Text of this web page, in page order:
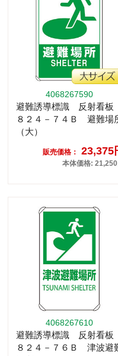
4068267590
避難誘導標識 反射看板
８２４－７４Ｂ 避難場
（大）
販売価格： 23,375
本体価格:
4068267610
避難誘導標識 反射看板
８２４－７６Ｂ 津波避